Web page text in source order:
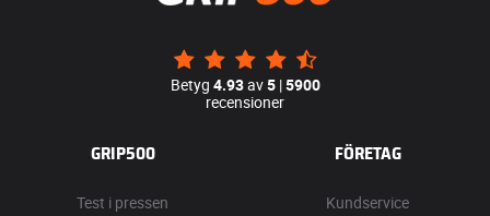
Betyg 4.93av5|5900
recensioner
GRIP500
Test i pressen
FÖRETAG
Kundservice